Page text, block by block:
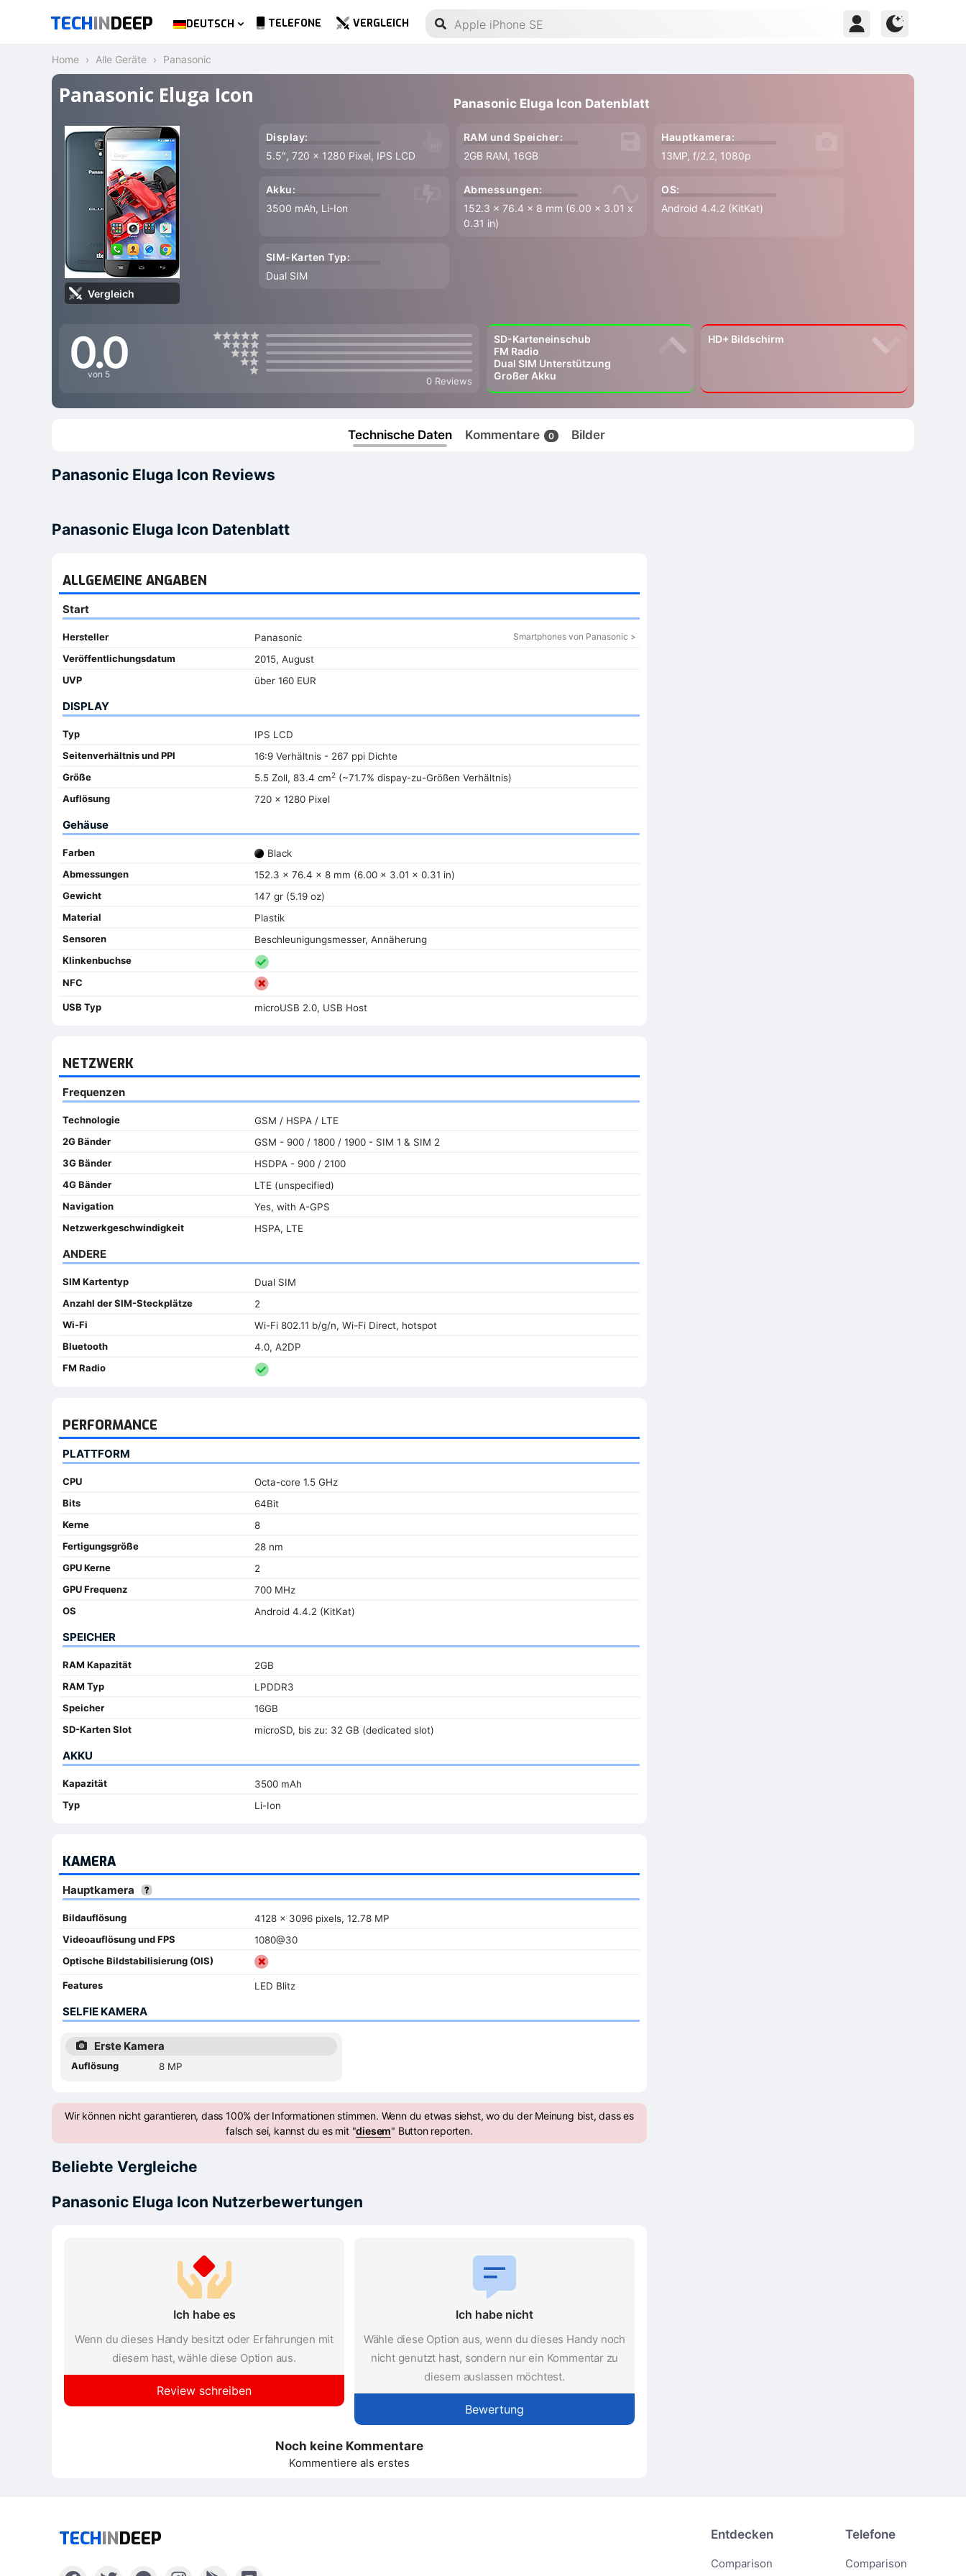
TECHINDEEP DEUTSCH TELEFONE VERGLEICH
Home Alle Geräte Panasonic
Panasonic Eluga Icon
Vergleich
Panasonic Eluga Icon Datenblatt
Display:
5.5″, 720 x 1280 Pixel, IPS LCD
RAM und Speicher:
2GB RAM, 16GB
Hauptkamera:
13MP, f/2.2, 1080p
Akku:
3500 mAh, Li-Ion
Abmessungen:
152.3 x 76.4 x 8 mm (6.00 x 3.01 x
0.31 in)
OS:
Android 4.4.2 (KitKat)
SIM-Karten Typ:
Dual SIM
0.0
von 5
0 Reviews
SD-Karteneinschub
FM Radio
Dual SIM Unterstützung
Großer Akku
HD+ Bildschirm
Technische Daten Kommentare 0 Bilder
Panasonic Eluga Icon Reviews
Panasonic Eluga Icon Datenblatt
ALLGEMEINE ANGABEN
Start
Hersteller Panasonic Smartphones von Panasonic >
Veröffentlichungsdatum
2015, August
UVP
über 160 EUR
DISPLAY
Typ
IPS LCD
Seitenverhältnis und PPI
16:9 Verhältnis - 267 ppi Dichte
Größe
5.5 Zoll, 83.4 cm2(~71.7% dispay-zu-Größen Verhältnis)
Auflösung
720 x 1280 Pixel
Gehäuse
Farben
Black
Abmessungen
152.3 x 76.4 x 8 mm (6.00 x 3.01 x 0.31 in)
Gewicht
147 gr (5.19 oz)
Material
Plastik
Sensoren
Beschleunigungsmesser, Annäherung
Klinkenbuchse
NFC
USB Typ microUSB 2.0, USB Host
NETZWERK
Frequenzen
Technologie
GSM / HSPA / LTE
2G Bänder
GSM - 900 / 1800 / 1900 - SIM 1 & SIM 2
3G Bänder
HSDPA - 900 / 2100
4G Bänder
LTE (unspecified)
Navigation
Yes, with A-GPS
Netzwerkgeschwindigkeit
HSPA, LTE
ANDERE
SIM Kartentyp
Dual SIM
Anzahl der SIM-Steckplätze
2
Wi-Fi
Wi-Fi 802.11 b/g/n, Wi-Fi Direct, hotspot
Bluetooth
4.0, A2DP
FM Radio
PERFORMANCE
PLATTFORM
CPU
Octa-core 1.5 GHz
Bits
64Bit
Kerne
8
Fertigungsgröße
28 nm
GPU Kerne
2
GPU Frequenz
700 MHz
OS
Android 4.4.2 (KitKat)
SPEICHER
RAM Kapazität
2GB
RAM Typ
LPDDR3
Speicher
16GB
SD-Karten Slot
microSD, bis zu: 32 GB (dedicated slot)
AKKU
Kapazität
3500 mAh
Typ
Li-Ion
KAMERA
Hauptkamera
Bildauflösung
4128 x 3096 pixels, 12.78 MP
Videoauflösung und FPS
1080@30
Optische Bildstabilisierung (OIS)
Features LED Blitz
SELFIE KAMERA
Erste Kamera
Auflösung 8 MP
Wir können nicht garantieren, dass 100% der Informationen stimmen. Wenn du etwas siehst, wo du der Meinung bist, dass es
falsch sei, kannst du es mit "diesem" Button reporten.
Beliebte Vergleiche
Panasonic Eluga Icon Nutzerbewertungen
Ich habe es
Wenn du dieses Handy besitzt oder Erfahrungen mit
diesem hast, wähle diese Option aus.
Review schreiben
Ich habe nicht
Wähle diese Option aus, wenn du dieses Handy noch
nicht genutzt hast, sondern nur ein Kommentar zu
diesem auslassen möchtest.
Bewertung
Noch keine Kommentare
Kommentiere als erstes
TECHINDEEP Entdecken
Comparison
Telefone
Comparison